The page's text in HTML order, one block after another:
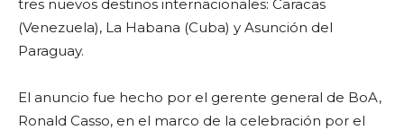
tres nuevos destinos internacionales: Caracas
(Venezuela), La Habana (Cuba) y Asunción del
Paraguay.
El anuncio fue hecho por el gerente general de BoA,
Ronald Casso, en el marco de la celebración por el